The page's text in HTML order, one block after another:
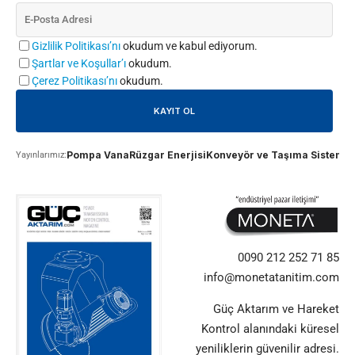
Gizlilik Politikası’nıokudum ve kabul ediyorum.
Şartlar ve Koşullar’ıokudum.
Çerez Politikası’nıokudum.
Yayınlarımız:Pompa VanaRüzgar EnerjisiKonveyör ve Taşıma
0090 212 252 71 85
info@monetatanitim.com
Güç Aktarım ve Hareket
Kontrol alanındaki küresel
yeniliklerin güvenilir adresi.